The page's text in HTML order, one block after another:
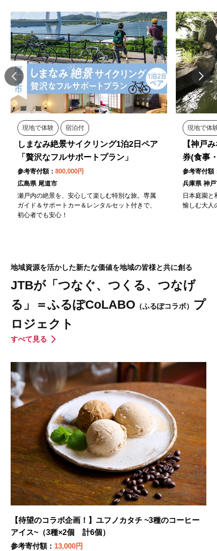
現地で体験 宿泊付
しまなみ絶景サイクリング1泊2日ペア
「贅沢なフルサポートプラン」
参考寄付額： 800,000円
広島県 尾道市
瀬戸内の絶景を、安心して楽しむ特別な旅。専属
ガイド＆サポートカー＆レンタルセット付きで、
初心者でも安心！
現地で体
【神戸
券(食事
参考寄付額
兵庫県 神
日本庭園と
愉しむ大人
地域資源を活かした新たな価値を地域の皆様と共に創る
JTBが「つなぐ、つくる、つなげ
る」＝ふるぽCoLABO （ふるぽコラボ） プ
ロジェクト
すべて見る
【待望のコラボ企画！】ユフノカタチ ~3種のコーヒー
アイス~（3種×2個 計6個）
参考寄付額： 13,000円